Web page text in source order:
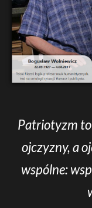
Patriotyzm to
ojczyzny, a
wspólne: